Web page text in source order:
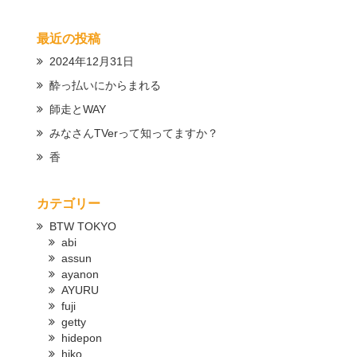
最近の投稿
2024年12月31日
酔っ払いにからまれる
師走とWAY
みなさんTVerって知ってますか？
香
カテゴリー
BTW TOKYO
abi
assun
ayanon
AYURU
fuji
getty
hidepon
hiko